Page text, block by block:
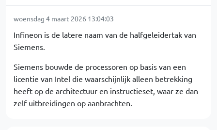
woensdag 4 maart 2026 13:04:03
Infineon is de latere naam van de halfgeleidertak van
Siemens.
Siemens bouwde de processoren op basis van een
licentie van Intel die waarschijnlijk alleen betrekking
heeft op de architectuur en instructieset, waar ze dan
zelf uitbreidingen op aanbrachten.